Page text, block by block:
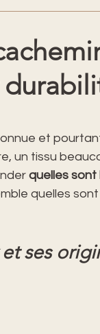
et
un tissu
quelles
quelles
ses